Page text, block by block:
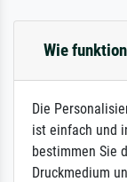
Wie
Die
ist einfach und
bestimmen Sie
Druckmedium